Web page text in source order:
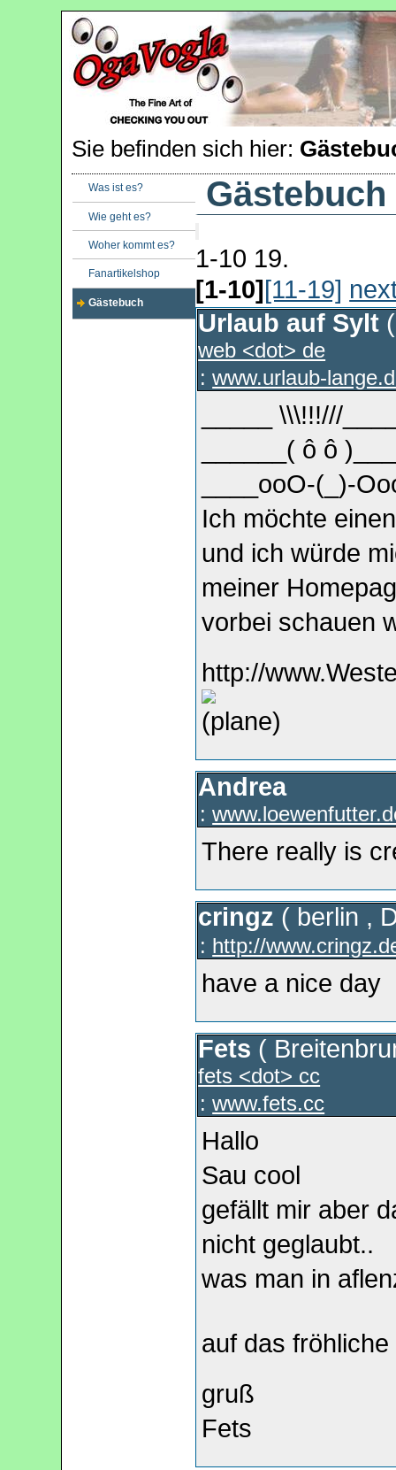
Sie befinden sich hier:
Was ist es?
Wie geht es?
Woher kommt es?
Fanartikelshop
Gästebuch
Gästebuch
1-10 19.
[1-10][11-19]
Urlaub auf Sylt
web <dot> de
:www.urlaub-
_____ \\\!!!///
______( ô ô
____ooO-(_)-
Ich möchte
und ich würde
meiner
vorbei schauen
http://
Andrea
:
There really is
cringz ( berlin ,
: http://
have a nice day
Fets (
fets <dot> cc
:www.fets.cc
Hallo
Sau cool
gefällt mir aber
nicht geglaubt..
was man in
auf das
gruß
Fets